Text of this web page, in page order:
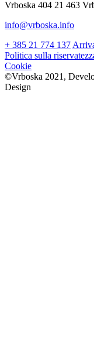
Vrboska 404 21 463
info@vrboska.info
+ 385 21 774 137
Politica sulla
Cookie
©Vrboska 2021,
Design